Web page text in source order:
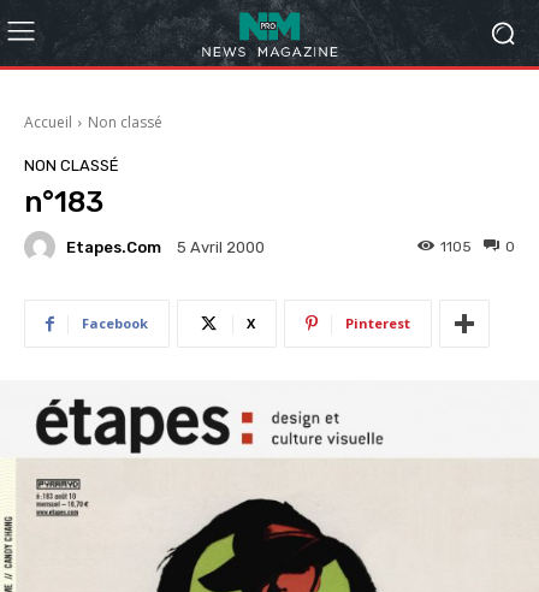
Accueil Non classé
NON CLASSÉ
n°183
Etapes.com 5 Avril 2000 0
1105
Facebook X Pinterest